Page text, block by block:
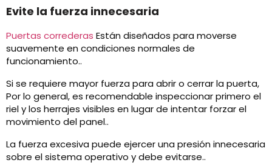
Evite la fuerza innecesaria
Puertas correderas Están diseñados para moverse
suavemente en condiciones normales de
funcionamiento..
Si se requiere mayor fuerza para abrir o cerrar la puerta,
Por lo general, es recomendable inspeccionar primero el
riel y los herrajes visibles en lugar de intentar forzar el
movimiento del panel..
La fuerza excesiva puede ejercer una presión innecesaria
sobre el sistema operativo y debe evitarse..